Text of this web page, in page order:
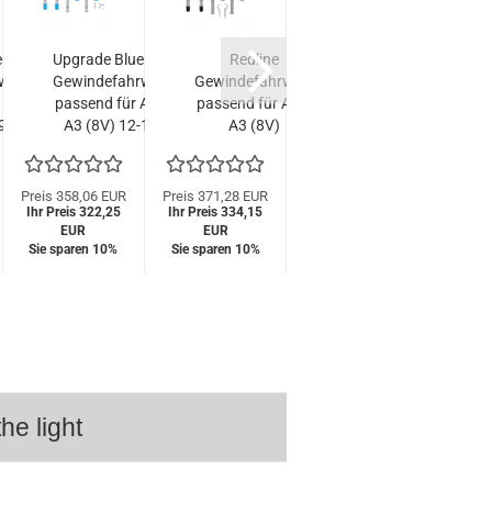
Upgrade BlueLine
Gewindefahrwerk
passend für Audi
A3 (8V) 12-19,
TFSI, 1.6 TDI, 1.8
TFSI,...
Preis 358,06 EUR
Ihr Preis 322,25
EUR
Sie sparen 10%
Redline
Gewindefahrwerk
passend für Audi
A3 (8V)
1.6 TDI / 2.0TDI,
2012-, nur
passend...
Preis 371,28 EUR
Ihr Preis 334,15
EUR
Sie sparen 10%
light